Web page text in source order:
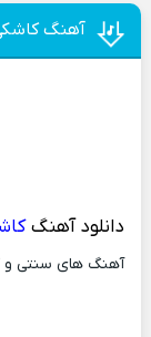
آهنگ
دانلود آهنگ
آهنگ های سنتی و